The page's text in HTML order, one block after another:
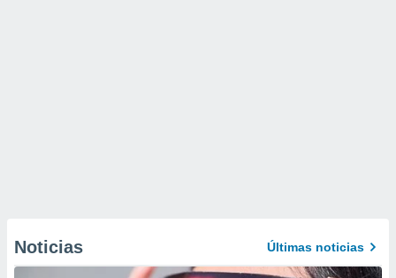
Noticias Últimas noticias